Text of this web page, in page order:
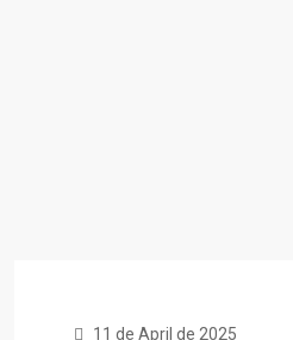
11 de April de 2025